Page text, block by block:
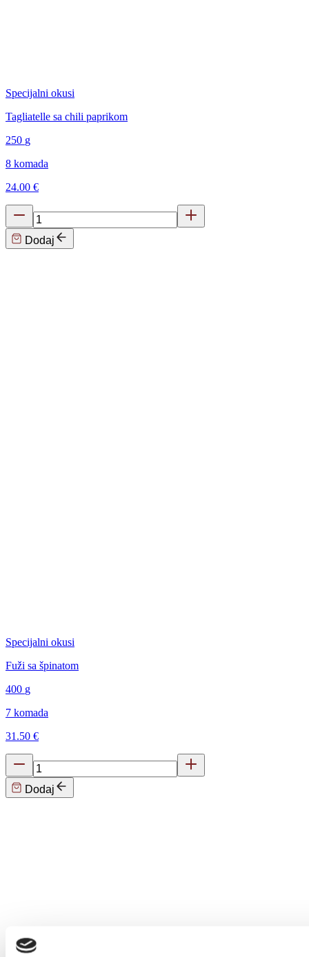
Specijalni okusi
Tagliatelle sa chili paprikom
250 g
8 komada
24.00 €
Dodaj
Specijalni okusi
Fuži sa špinatom
400 g
7 komada
31.50 €
Dodaj